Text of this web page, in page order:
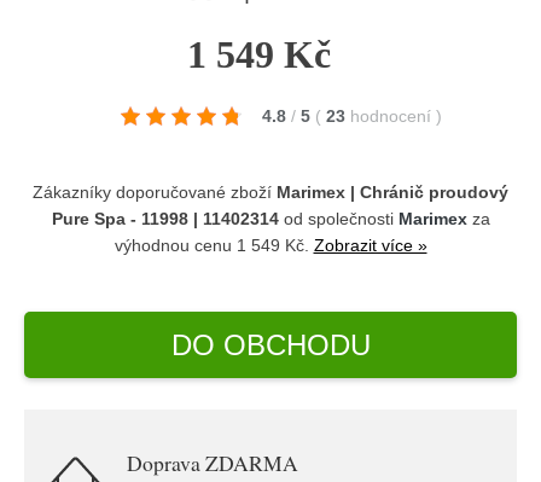
1 549 Kč
4.8 / 5 ( 23 hodnocení )
Zákazníky doporučované zboží Marimex | Chránič proudový
Pure Spa - 11998 | 11402314od společnosti Marimexza
výhodnou cenu 1 549 Kč. Zobrazit více »
DO OBCHODU
Doprava ZDARMA